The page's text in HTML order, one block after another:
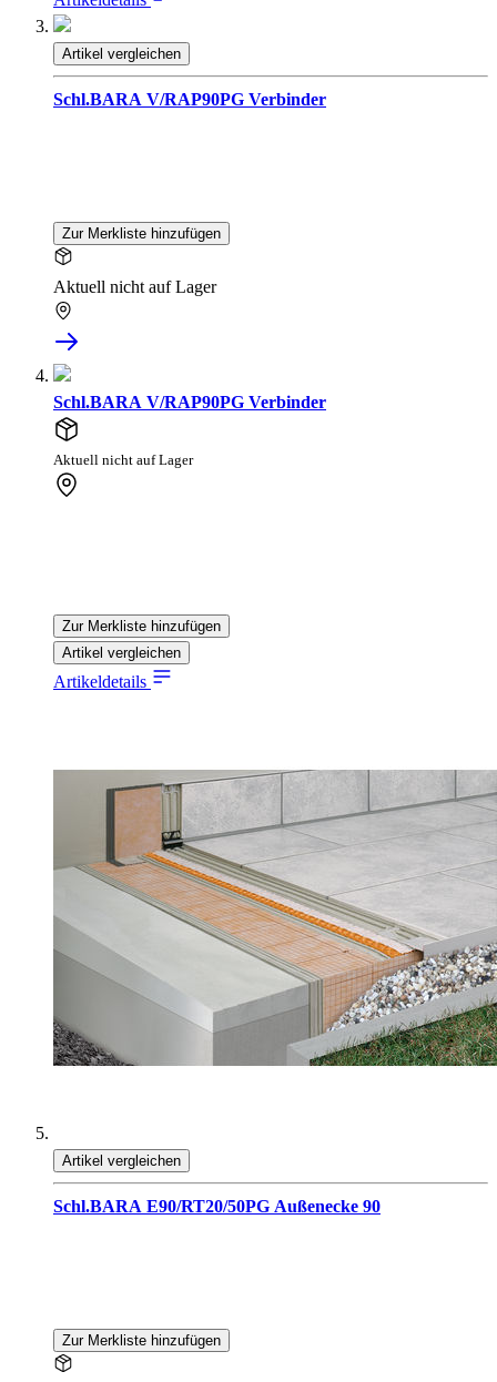
Artikel vergleichen
Schl.BARA V/RAP90PG Verbinder
Zur Merkliste hinzufügen
Aktuell nicht auf Lager
Schl.BARA V/RAP90PG Verbinder
Aktuell nicht auf Lager
Zur Merkliste hinzufügen
Artikel vergleichen
Artikeldetails
Artikel vergleichen
Schl.BARA E90/RT20/50PG Außenecke 90
Zur Merkliste hinzufügen